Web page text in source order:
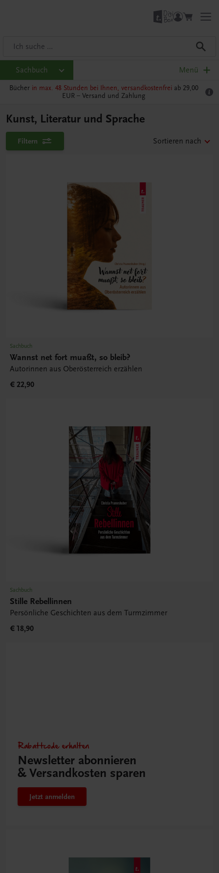
Sachbuch Menü
Bücher in max. 48 Stunden bei Ihnen, versandkostenfrei ab 29,00
EUR – Versand und Zahlung
Kunst, Literatur und Sprache
Filtern Sortieren nach
Sachbuch
Wannst net fort muaßt, so bleib?
Autorinnen aus Oberösterreich erzählen
€ 22,90
Sachbuch
Stille Rebellinnen
Persönliche Geschichten aus dem Turmzimmer
€ 18,90
Rabattcode erhalten
Newsletter abonnieren
& Versandkosten sparen
Jetzt anmelden